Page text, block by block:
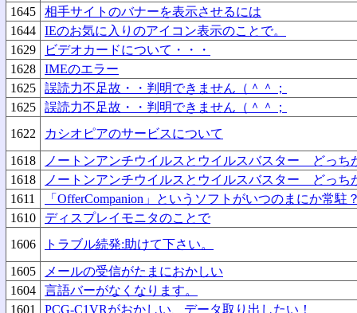
1645
相手サイトのバナーを表示させるには
1644
IEのお気に入りのアイコン表示のことで。
1629
ビデオカードについて・・・
1628
IMEのエラー
1625
誤読力不足故・・判明できません（＾＾；
1625
誤読力不足故・・判明できません（＾＾；
1622
カシオピアのサービスについて
1618
ノートンアンチウイルスとウイルスバスター どっち
1618
ノートンアンチウイルスとウイルスバスター どっち
1611
「OfferCompanion」というソフトがいつのまにか常駐
1610
ディスプレイモニタのことで
1606
トラブル続発:助けて下さい。
1605
メールの受信がたまにおかしい
1604
言語バーがなくなります。
1601
PCG-C1VRがおかしい、データ取り出したい！